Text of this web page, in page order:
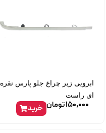
ابرویی زیر چراغ جلو پارس نقره
ای راست
150,000تومان خرید